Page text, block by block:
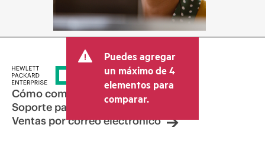
Puedes agregar
un máximo de 4
elementos para
comparar.
Cómo comprar
Soporte para productos
Ventas por correo electrónico